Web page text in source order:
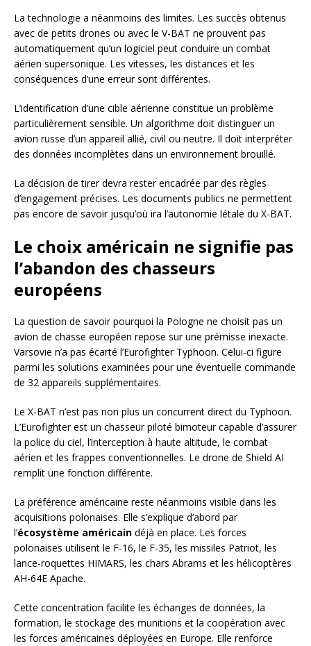
La technologie a néanmoins des limites. Les succès obtenus
avec de petits drones ou avec le V-BAT ne prouvent pas
automatiquement qu’un logiciel peut conduire un combat
aérien supersonique. Les vitesses, les distances et les
conséquences d’une erreur sont différentes.
L’identification d’une cible aérienne constitue un problème
particulièrement sensible. Un algorithme doit distinguer un
avion russe d’un appareil allié, civil ou neutre. Il doit interpréter
des données incomplètes dans un environnement brouillé.
La décision de tirer devra rester encadrée par des règles
d’engagement précises. Les documents publics ne permettent
pas encore de savoir jusqu’où ira l’autonomie létale du X-BAT.
Le choix américain ne signifie pas
l’abandon des chasseurs
européens
La question de savoir pourquoi la Pologne ne choisit pas un
avion de chasse européen repose sur une prémisse inexacte.
Varsovie n’a pas écarté l’Eurofighter Typhoon. Celui-ci figure
parmi les solutions examinées pour une éventuelle commande
de 32 appareils supplémentaires.
Le X-BAT n’est pas non plus un concurrent direct du Typhoon.
L’Eurofighter est un chasseur piloté bimoteur capable d’assurer
la police du ciel, l’interception à haute altitude, le combat
aérien et les frappes conventionnelles. Le drone de Shield AI
remplit une fonction différente.
La préférence américaine reste néanmoins visible dans les
acquisitions polonaises. Elle s’explique d’abord par
l’écosystème américain déjà en place. Les forces
polonaises utilisent le F-16, le F-35, les missiles Patriot, les
lance-roquettes HIMARS, les chars Abrams et les hélicoptères
AH-64E Apache.
Cette concentration facilite les échanges de données, la
formation, le stockage des munitions et la coopération avec
les forces américaines déployées en Europe. Elle renforce